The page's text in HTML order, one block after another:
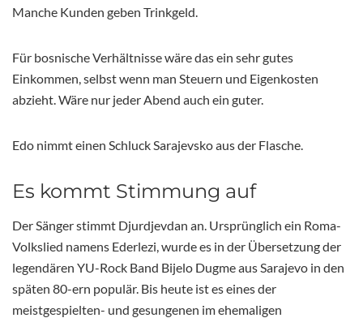
Manche Kunden geben Trinkgeld.
Für bosnische Verhältnisse wäre das ein sehr gutes
Einkommen, selbst wenn man Steuern und Eigenkosten
abzieht. Wäre nur jeder Abend auch ein guter.
Edo nimmt einen Schluck Sarajevsko aus der Flasche.
Es kommt Stimmung auf
Der Sänger stimmt Djurdjevdan an. Ursprünglich ein Roma-
Volkslied namens Ederlezi, wurde es in der Übersetzung der
legendären YU-Rock Band Bijelo Dugme aus Sarajevo in den
späten 80-ern populär. Bis heute ist es eines der
meistgespielten- und gesungenen im ehemaligen